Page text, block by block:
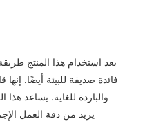
يعد استخدام هذا المنتج
فائدة صديقة للبيئة أيضًا.
والباردة للغاية. يساعد هذا
يزيد من دقة العمل